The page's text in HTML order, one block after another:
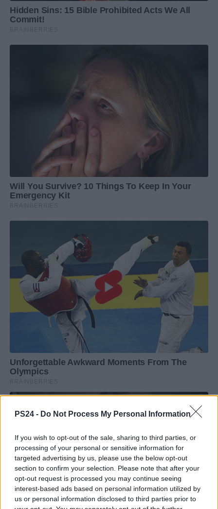
PS24 - Do Not Process My Personal Information
If you wish to opt-out of the sale, sharing to third parties, or
processing of your personal or sensitive information for
targeted advertising by us, please use the below opt-out
section to confirm your selection. Please note that after your
opt-out request is processed you may continue seeing
interest-based ads based on personal information utilized by
us or personal information disclosed to third parties prior to